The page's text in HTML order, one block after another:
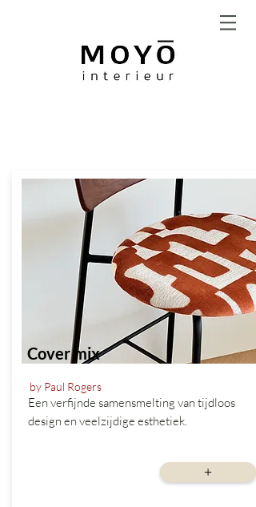
Cover mix
by Paul Rogers
Een verfijnde samensmelting van tijdloos
design en veelzijdige esthetiek.
+